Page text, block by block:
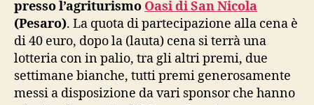
presso l’agriturismo Oasi di San Nicola
(Pesaro). La quota di partecipazione alla cena è
di 40 euro, dopo la (lauta) cena si terrà una
lotteria con in palio, tra gli altri premi, due
settimane bianche, tutti premi generosamente
messi a disposizione da vari sponsor che hanno